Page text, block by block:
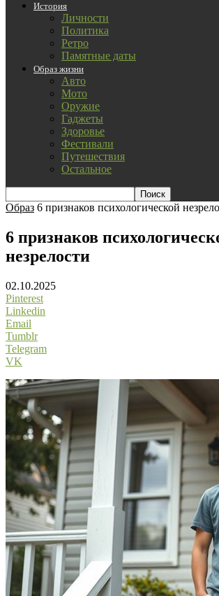
История
Личности
Политика
Ретро
Памятные даты
Образ жизни
Авто
Мото
Оружие
Гаджеты
Здоровье
Фестивали
Путешествия
Остальное
Образ 6 признаков психологической
6 признаков
незрелости
02.10.2025
Pinterest
Linkedin
Email
Tumblr
Telegram
VK